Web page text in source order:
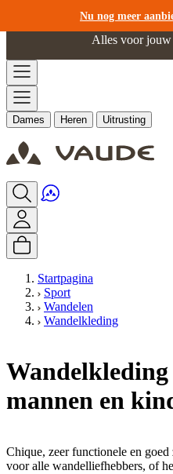
Nu nog meer
Ga naar de inhoud
Alles voor
Dames Heren Uitrusting
Startpagina
Sport
Wandelen
Wandelkleding
mannen en
Chique, zeer functionele en
voor alle wandelliefhebbers, of